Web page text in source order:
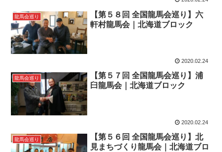
龍馬会巡り
【第５８回 全国龍馬会巡り】六
軒村龍馬会｜北海道ブロック
2020.02.24
龍馬会巡り
【第５７回 全国龍馬会巡り】浦
臼龍馬会｜北海道ブロック
2020.02.24
龍馬会巡り
【第５６回 全国龍馬会巡り】北
見まちづくり龍馬会｜北海道ブロ